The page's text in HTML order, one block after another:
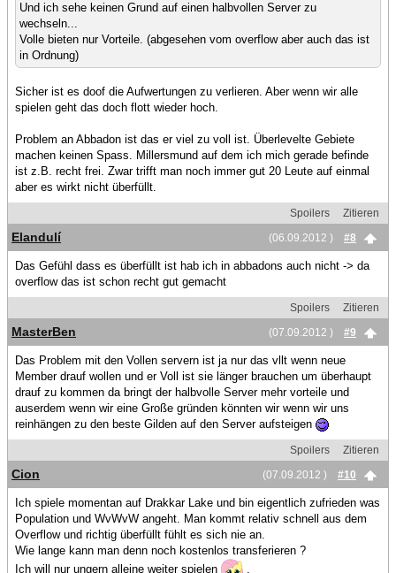
Und ich sehe keinen Grund auf einen halbvollen Server zu
wechseln...
Volle bieten nur Vorteile. (abgesehen vom overflow aber auch das ist
in Ordnung)
Sicher ist es doof die Aufwertungen zu verlieren. Aber wenn wir alle
spielen geht das doch flott wieder hoch.
Problem an Abbadon ist das er viel zu voll ist. Überlevelte Gebiete
machen keinen Spass. Millersmund auf dem ich mich gerade befinde
ist z.B. recht frei. Zwar trifft man noch immer gut 20 Leute auf einmal
aber es wirkt nicht überfüllt.
Spoilers
Zitieren
(06.09.2012 )
#8
Elandulí
Das Gefühl dass es überfüllt ist hab ich in abbadons auch nicht -> da
overflow das ist schon recht gut gemacht
Spoilers
Zitieren
(07.09.2012 )
#9
MasterBen
Das Problem mit den Vollen servern ist ja nur das vllt wenn neue
Member drauf wollen und er Voll ist sie länger brauchen um überhaupt
drauf zu kommen da bringt der halbvolle Server mehr vorteile und
auserdem wenn wir eine Große gründen könnten wir wenn wir uns
reinhängen zu den beste Gilden auf den Server aufsteigen
Spoilers
Zitieren
(07.09.2012 )
#10
Cion
Ich spiele momentan auf Drakkar Lake und bin eigentlich zufrieden was
Population und WvWvW angeht. Man kommt relativ schnell aus dem
Overflow und richtig überfüllt fühlt es sich nie an.
Wie lange kann man denn noch kostenlos transferieren ?
Ich will nur ungern alleine weiter spielen
.